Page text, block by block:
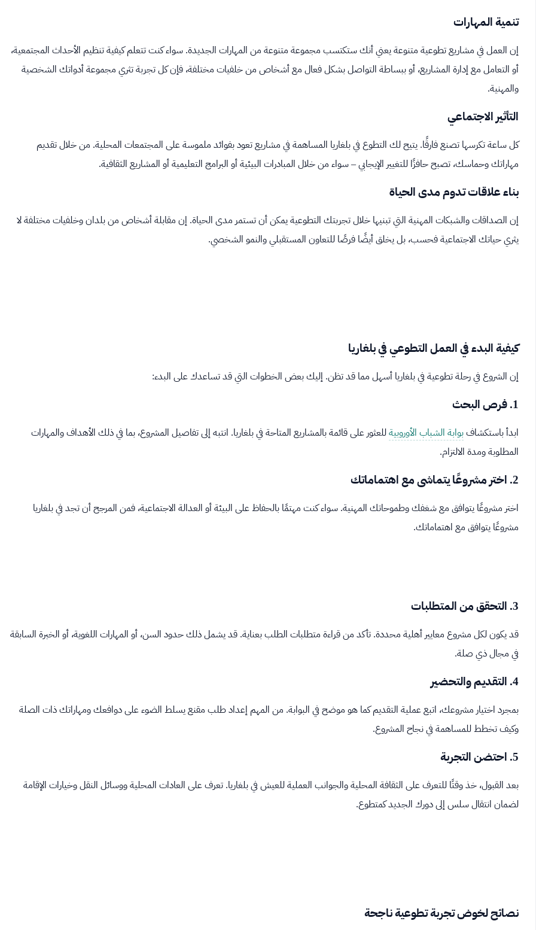
تنمية المهارات
إن العمل في مشاريع تطوعية متنوعة يعني أنك ستكتسب مجموعة متنوعة من المهارات الجديدة. سواء كنت تتعلم كيفية تنظيم الأحداث المجتمعية،
أو التعامل مع إدارة المشاريع، أو ببساطة التواصل بشكل فعال مع أشخاص من خلفيات مختلفة، فإن كل تجربة تثري مجموعة أدواتك الشخصية
والمهنية.
التأثير الاجتماعي
كل ساعة تكرسها تصنع فارقًا. يتيح لك التطوع في بلغاريا المساهمة في مشاريع تعود بفوائد ملموسة على المجتمعات المحلية. من خلال تقديم
مهاراتك وحماسك، تصبح حافزًا للتغيير الإيجابي – سواء من خلال المبادرات البيئية أو البرامج التعليمية أو المشاريع الثقافية.
بناء علاقات تدوم مدى الحياة
إن الصداقات والشبكات المهنية التي تبنيها خلال تجربتك التطوعية يمكن أن تستمر مدى الحياة. إن مقابلة أشخاص من بلدان وخلفيات مختلفة لا
يثري حياتك الاجتماعية فحسب، بل يخلق أيضًا فرصًا للتعاون المستقبلي والنمو الشخصي.
كيفية البدء في العمل التطوعي في بلغاريا
إن الشروع في رحلة تطوعية في بلغاريا أسهل مما قد تظن. إليك بعض الخطوات التي قد تساعدك على البدء:
1. فرص البحث
ابدأ باستكشافبوابة الشباب الأوروبيةللعثور على قائمة بالمشاريع المتاحة في بلغاريا. انتبه إلى تفاصيل المشروع، بما في ذلك الأهداف والمهارات
المطلوبة ومدة الالتزام.
2. اختر مشروعًا يتماشى مع اهتماماتك
اختر مشروعًا يتوافق مع شغفك وطموحاتك المهنية. سواء كنت مهتمًا بالحفاظ على البيئة أو العدالة الاجتماعية، فمن المرجح أن تجد في بلغاريا
مشروعًا يتوافق مع اهتماماتك.
3. التحقق من المتطلبات
قد يكون لكل مشروع معايير أهلية محددة. تأكد من قراءة متطلبات الطلب بعناية. قد يشمل ذلك حدود السن، أو المهارات اللغوية، أو الخبرة السابقة
في مجال ذي صلة.
4. التقديم والتحضير
بمجرد اختيار مشروعك، اتبع عملية التقديم كما هو موضح في البوابة. من المهم إعداد طلب مقنع يسلط الضوء على دوافعك ومهاراتك ذات الصلة
وكيف تخطط للمساهمة في نجاح المشروع.
5. احتضن التجربة
بعد القبول، خذ وقتًا للتعرف على الثقافة المحلية والجوانب العملية للعيش في بلغاريا. تعرف على العادات المحلية ووسائل النقل وخيارات الإقامة
لضمان انتقال سلس إلى دورك الجديد كمتطوع.
نصائح لخوض تجربة تطوعية ناجحة